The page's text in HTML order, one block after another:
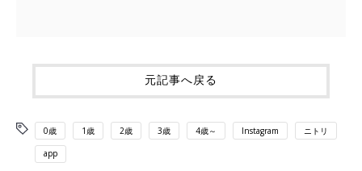
元記事へ戻る
0歳 1歳 2歳 3歳 4歳～ Instagram ニトリ
app